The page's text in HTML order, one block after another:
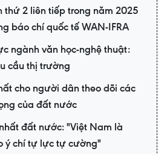
thứ 2 liên tiếp trong năm 2025
báo chí quốc tế WAN-IFRA
ngành văn học-nghệ thuật:
cầu thị trường
cho người dân theo dõi các
của đất nước
đất nước: "Việt Nam là
ý chí tự lực tự cường"